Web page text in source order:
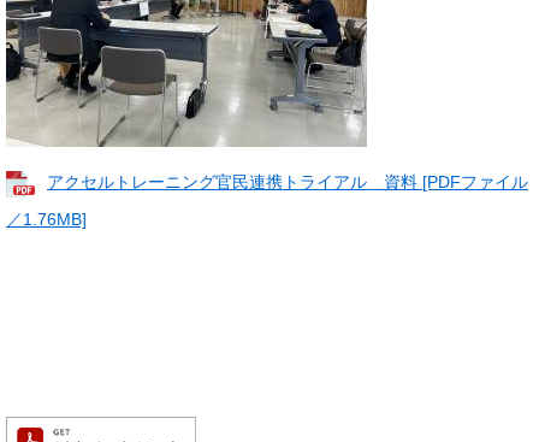
アクセルトレーニング官民連携トライアル 資料 [PDFファイル
／1.76MB]